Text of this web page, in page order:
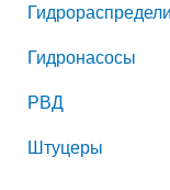
Гидронасосы
РВД
Штуцеры